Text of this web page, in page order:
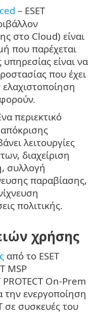
– ESET
στο Cloud) είναι
που παρέχεται
είναι να
που έχει
ελαχιστοποίηση
περιεκτικό
λειτουργίες
διαχείριση
συλλογή
παραβίασης,
πολιτικής.
χρήσης
από το ESET
MSP
On-Prem
την ενεργοποίηση
σε συσκευές του